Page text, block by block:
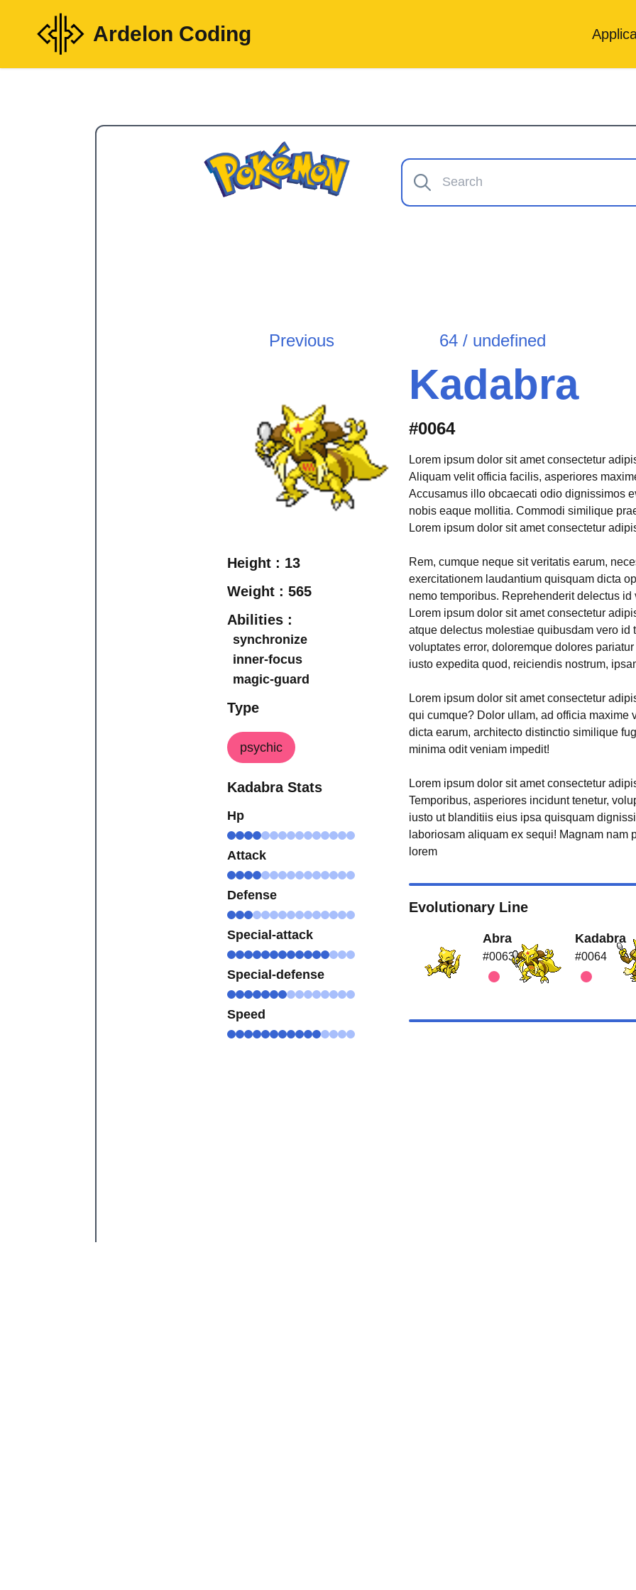
Ardelon Coding
Previous 64 / undefined
Height : 13
Weight :565
Abilities :
synchronize
inner-focus
magic-guard
Type
psychic
Kadabra Stats
Hp
Attack
Defense
Special-attack
Special-defense
Speed
Kadabra
#0064
Lorem ipsum dolor sit amet consectetur
Aliquam velit officia facilis, asperiores
Accusamus illo obcaecati odio dignissimos
nobis eaque mollitia. Commodi similique
Lorem ipsum dolor sit amet consectetur
Rem, cumque neque sit veritatis earum,
exercitationem laudantium quisquam dicta
nemo temporibus. Reprehenderit delectus id
Lorem ipsum dolor sit amet consectetur
atque delectus molestiae quibusdam vero id
voluptates error, doloremque dolores
iusto expedita quod, reiciendis nostrum,
Lorem ipsum dolor sit amet consectetur
qui cumque? Dolor ullam, ad officia maxime
dicta earum, architecto distinctio similique
minima odit veniam impedit!
Lorem ipsum dolor sit amet consectetur
Temporibus, asperiores incidunt tenetur,
iusto ut blanditiis eius ipsa quisquam
laboriosam aliquam ex sequi! Magnam nam
lorem
Evolutionary Line
Abra
#0063
Kadabra
#0064